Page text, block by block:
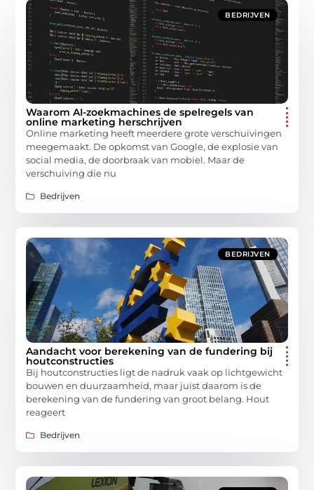
BEDRIJVEN
Waarom AI-zoekmachines de spelregels van
online marketing herschrijven
Online marketing heeft meerdere grote verschuivingen
meegemaakt. De opkomst van Google, de explosie van
social media, de doorbraak van mobiel. Maar de
verschuiving die nu
Bedrijven
BEDRIJVEN
Aandacht voor berekening van de fundering bij
houtconstructies
Bij houtconstructies ligt de nadruk vaak op lichtgewicht
bouwen en duurzaamheid, maar juist daarom is de
berekening van de fundering van groot belang. Hout
reageert
Bedrijven